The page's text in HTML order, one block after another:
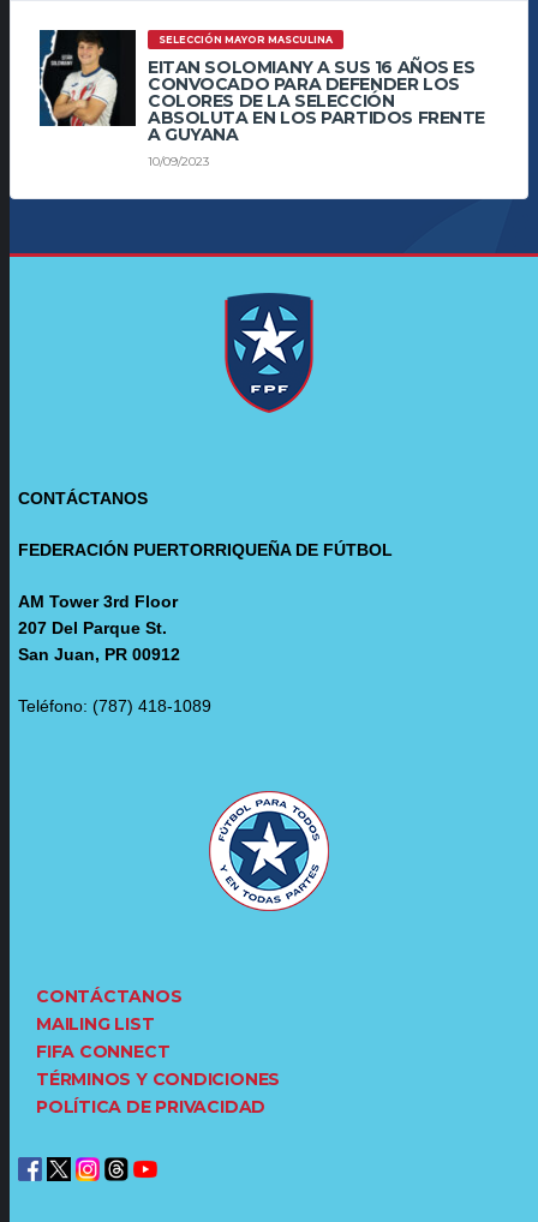
SELECCIÓN MAYOR MASCULINA
EITAN SOLOMIANY A SUS 16 AÑOS ES
CONVOCADO PARA DEFENDER LOS
COLORES DE LA SELECCIÓN
ABSOLUTA EN LOS PARTIDOS FRENTE
A GUYANA
10/09/2023
CONTÁCTANOS
FEDERACIÓN PUERTORRIQUEÑA DE FÚTBOL
AM Tower 3rd Floor
207 Del Parque St.
San Juan, PR 00912
Teléfono: (787) 418-1089
CONTÁCTANOS
MAILING LIST
FIFA CONNECT
TÉRMINOS Y CONDICIONES
POLÍTICA DE PRIVACIDAD